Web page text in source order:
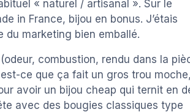
« naturel / artisanal ». Sur le
in France, bijou en bonus. J’étais
du marketing bien emballé.
combustion, rendu dans la
ce que ça fait un gros trou moche,
avoir un bijou cheap qui ternit en
avec des bougies classiques type